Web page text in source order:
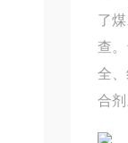
了
查
全
合